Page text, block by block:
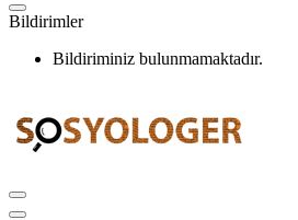
Bildirimler
Bildiriminiz bulunmamaktadır.